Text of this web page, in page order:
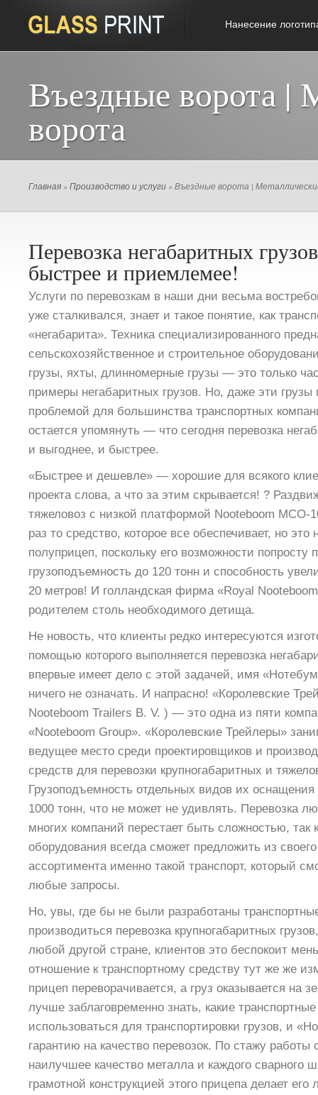
Нанесение
Въездные ворота |
ворота
Главная »Производство и услуги » Въездные ворота |
Перевозка негабаритных
быстрее и приемлемее!
Услуги по перевозкам в наши дни весьма
уже сталкивался, знает и такое понятие, как
«негабарита». Техника специализированного
сельскохозяйственное и строительное
грузы, яхты, длинномерные грузы — это только
примеры негабаритных грузов. Но, даже эти грузы
проблемой для большинства транспортных
остается упомянуть — что сегодня перевозка
и выгоднее, и быстрее.
«Быстрее и дешевле» — хорошие для всякого
проекта слова, а что за этим скрывается! ?
тяжеловоз с низкой платформой Nooteboom МСО-
раз то средство, которое все обеспечивает, но это
полуприцеп, поскольку его возможности
грузоподъемность до 120 тонн и способность
20 метров! И голландская фирма «Royal
родителем столь необходимого детища.
Не новость, что клиенты редко интересуются
помощью которого выполняется перевозка
впервые имеет дело с этой задачей, имя
ничего не означать. И напрасно! «Королевские
Nooteboom Trailers B. V. ) — это одна из пяти
«Nooteboom Group». «Королевские Трейлеры»
ведущее место среди проектировщиков и
средств для перевозки крупногабаритных и
Грузоподъемность отдельных видов их оснащения
1000 тонн, что не может не удивлять. Перевозка
многих компаний перестает быть сложностью, так
оборудования всегда сможет предложить из
ассортимента именно такой транспорт, который
любые запросы.
Но, увы, где бы не были разработаны
производиться перевозка крупногабаритных
любой другой стране, клиентов это беспокоит
отношение к транспортному средству тут же же
прицеп переворачивается, а груз оказывается на
лучше заблаговременно знать, какие
использоваться для транспортировки грузов, и
гарантию на качество перевозок. По стажу работы
наилучшее качество металла и каждого сварного
грамотной конструкцией этого прицепа делает